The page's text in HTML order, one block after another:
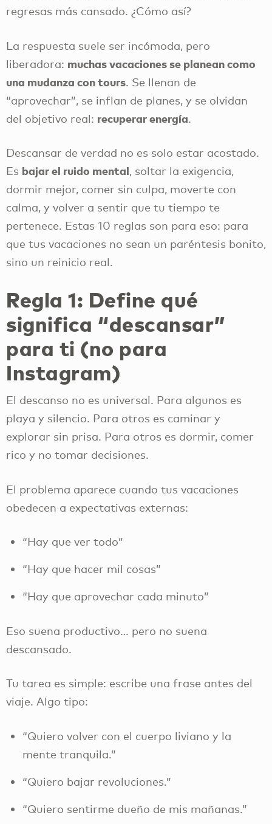
regresas más cansado. ¿Cómo así?
La respuesta suele ser incómoda, pero
liberadora: muchas vacaciones se planean como
una mudanza con tours. Se llenan de
“aprovechar”, se inflan de planes, y se olvidan
del objetivo real: recuperar energía.
Descansar de verdad no es solo estar acostado.
Es bajar el ruido mental, soltar la exigencia,
dormir mejor, comer sin culpa, moverte con
calma, y volver a sentir que tu tiempo te
pertenece. Estas 10 reglas son para eso: para
que tus vacaciones no sean un paréntesis bonito,
sino un reinicio real.
Regla 1: Define qué
significa “descansar”
para ti (no para
Instagram)
El descanso no es universal. Para algunos es
playa y silencio. Para otros es caminar y
explorar sin prisa. Para otros es dormir, comer
rico y no tomar decisiones.
El problema aparece cuando tus vacaciones
obedecen a expectativas externas:
“Hay que ver todo”
“Hay que hacer mil cosas”
“Hay que aprovechar cada minuto”
Eso suena productivo… pero no suena
descansado.
Tu tarea es simple: escribe una frase antes del
viaje. Algo tipo:
“Quiero volver con el cuerpo liviano y la
mente tranquila.”
“Quiero bajar revoluciones.”
“Quiero sentirme dueño de mis mañanas.”